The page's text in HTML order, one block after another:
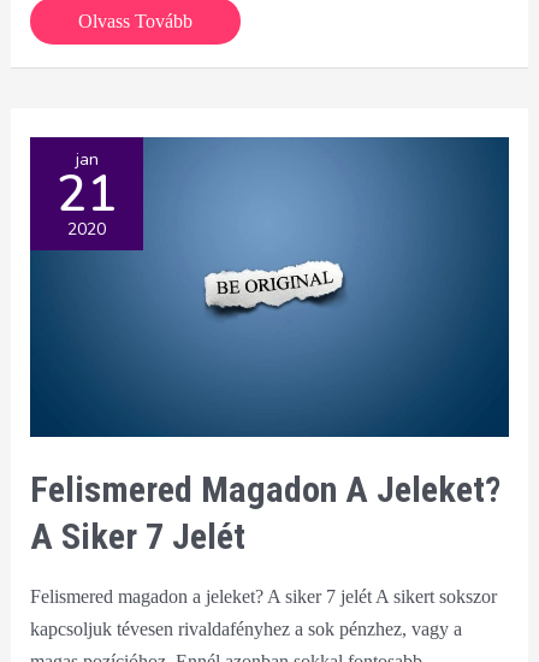
Tudom
Olvass Tovább
jan
21
2020
Felismered Magadon A Jeleket?
A Siker 7 Jelét
Felismered magadon a jeleket? A siker 7 jelét A sikert sokszor
kapcsoljuk tévesen rivaldafényhez a sok pénzhez, vagy a